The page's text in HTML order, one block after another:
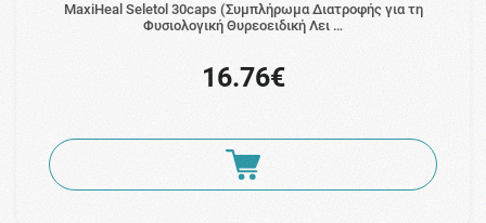
MaxiHeal Seletol 30caps (Συμπλήρωμα Διατροφής για τη
Φυσιολογική Θυρεοειδική Λει …
16.76€